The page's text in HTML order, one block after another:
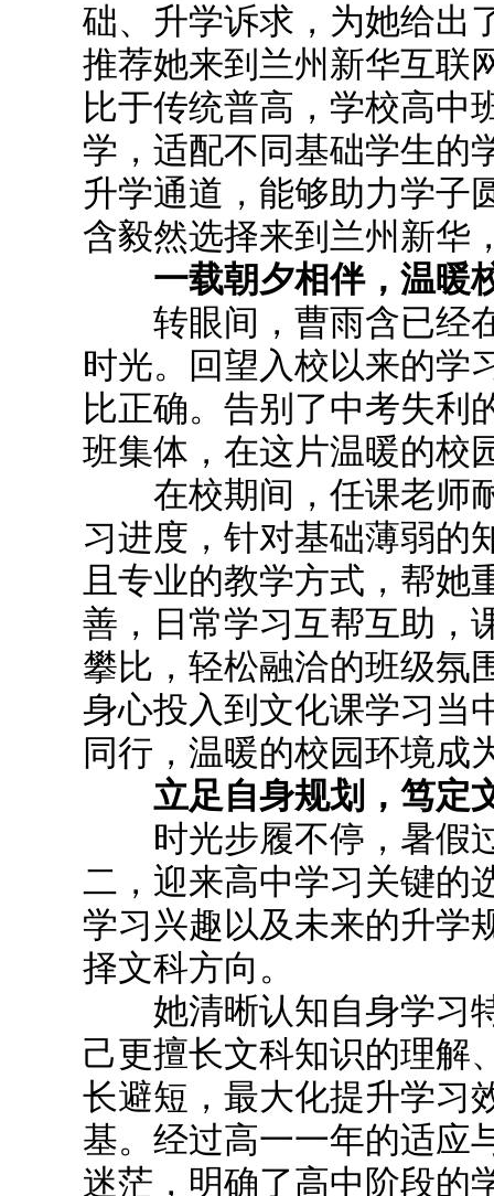
础、升学诉求，为她给出
推荐她来到兰州新华互联
比于传统普高，学校高中
学，适配不同基础学生的
升学通道，能够助力学子
含毅然选择来到兰州新华
一载朝夕相伴，温暖
转眼间，曹雨含已经在
时光。回望入校以来的学
比正确。告别了中考失利
班集体，在这片温暖的校
在校期间，任课老师耐
习进度，针对基础薄弱的
且专业的教学方式，帮她
善，日常学习互帮互助，
攀比，轻松融洽的班级氛
身心投入到文化课学习当
同行，温暖的校园环境成
立足自身规划，笃定
时光步履不停，暑假
二，迎来高中学习关键的
学习兴趣以及未来的升学
择文科方向。
她清晰认知自身学习特
己更擅长文科知识的理解
长避短，最大化提升学习
基。经过高一一年的适应
迷茫，明确了高中阶段的